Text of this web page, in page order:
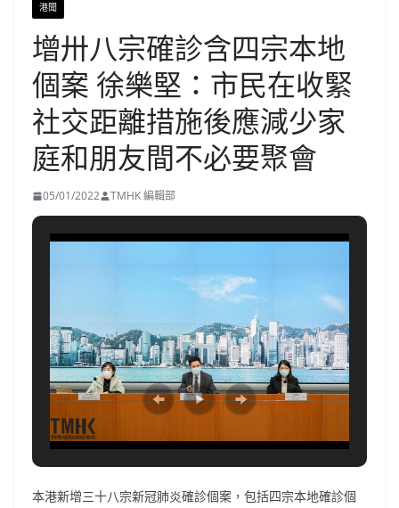
港聞
增卅八宗確診含四宗本地
個案 徐樂堅：市民在收緊
社交距離措施後應減少家
庭和朋友間不必要聚會
05/01/2022 TMHK 編輯部
本港新增三十八宗新冠肺炎確診個案，包括四宗本地確診個